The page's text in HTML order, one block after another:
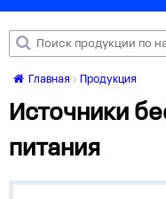
Главная Продукция
Источники
питания